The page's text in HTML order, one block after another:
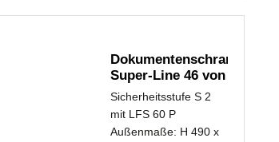
Dokumentenschrank
Super-Line 46 von
Promet Safe
Sicherheitsstufe S 2
mit LFS 60 P
Außenmaße: H 490 x